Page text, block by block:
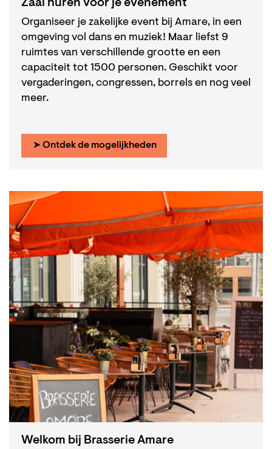
Zaal huren voor je evenement
Organiseer je zakelijke event bij Amare, in een
omgeving vol dans en muziek! Maar liefst 9
ruimtes van verschillende grootte en een
capaciteit tot 1500 personen. Geschikt voor
vergaderingen, congressen, borrels en nog veel
meer.
➤ Ontdek de mogelijkheden
Welkom bij Brasserie Amare